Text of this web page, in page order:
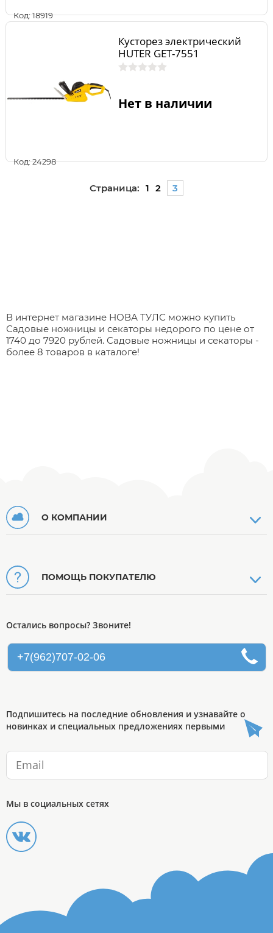
Код: 18919
Код: 24298
Кусторез электрический
HUTER GET-7551
Нет в наличии
Страница: 1 2 3
В интернет магазине НОВА ТУЛС можно купить
Садовые ножницы и секаторы недорого по цене от
1740 до 7920 рублей. Садовые ножницы и секаторы -
более 8 товаров в каталоге!
О КОМПАНИИ
ПОМОЩЬ ПОКУПАТЕЛЮ
Остались вопросы? Звоните!
+7(962)707-02-06
Подпишитесь на последние обновления и узнавайте о
новинках и специальных предложениях первыми
Мы в социальных сетях